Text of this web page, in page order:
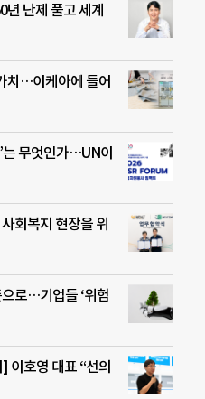
년 난제 풀고 세계
치…이케아에 들어
는 무엇인가…UN이
회복지 현장을 위
로…기업들 ‘위험
이호영 대표 “선의